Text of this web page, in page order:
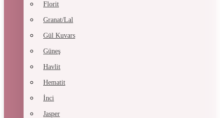
Florit
Granat/Lal
Gül Kuvars
Güneş
Havlit
Hematit
İnci
Jasper